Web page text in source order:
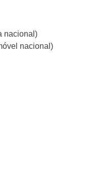
nacional)
nacional)